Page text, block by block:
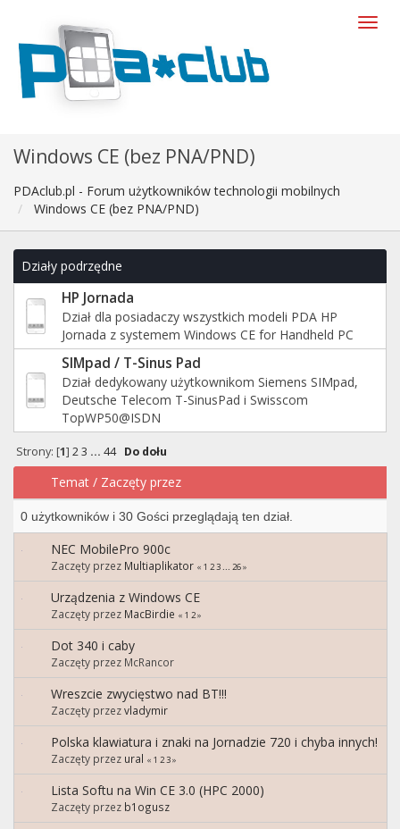
Windows CE (bez PNA/PND)
PDAclub.pl - Forum użytkowników technologii mobilnych
Windows CE (bez PNA/PND)
Działy podrzędne
HP Jornada
Dział dla posiadaczy wszystkich modeli PDA HP
Jornada z systemem Windows CE for Handheld PC
SIMpad / T-Sinus Pad
Dział dedykowany użytkownikom Siemens SIMpad,
Deutsche Telecom T-SinusPad i Swisscom
TopWP50@ISDN
Strony: [1] 2 3 ... 44 Do dołu
Temat / Zaczęty przez
0 użytkowników i 30 Gości przeglądają ten dział.
NEC MobilePro 900c
Zaczęty przez Multiaplikator « 1 23... 26»
Urządzenia z Windows CE
Zaczęty przez MacBirdie « 1 2»
Dot 340 i caby
Zaczęty przez McRancor
Wreszcie zwycięstwo nad BT!!!
Zaczęty przezvladymir
Polska klawiatura i znaki na Jornadzie 720 i chyba innych!
Zaczęty przez ural « 1 23»
Lista Softu na Win CE 3.0 (HPC 2000)
Zaczęty przez b1ogusz